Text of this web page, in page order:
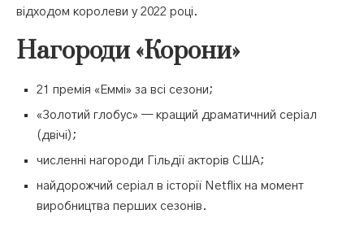
відходом королеви у 2022 році.
Нагороди «Корони»
21 премія «Еммі» за всі сезони;
«Золотий глобус» — кращий драматичний серіал
(двічі);
численні нагороди Гільдії акторів США;
найдорожчий серіал в історії Netflix на момент
виробництва перших сезонів.